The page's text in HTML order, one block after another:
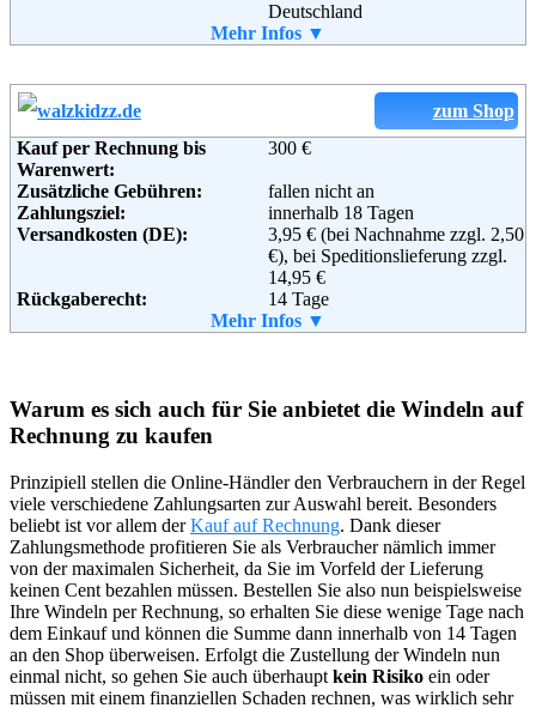
Informationen:
Deutschland
06842/7060294
Soziale Kanäle:
Weiterführende
Informationen:
Mehr Infos ▼
zum Shop
Kauf per Rechnung bis
Warenwert:
300 €
Zusätzliche Gebühren:
fallen nicht an
Zahlungsziel:
innerhalb 18 Tagen
Versandkosten (DE):
3,95 € (bei Nachnahme zzgl. 2,50
€), bei Speditionslieferung zzgl.
14,95 €
Rückgaberecht:
14 Tage
Ja
Weitere Zahlungsmethoden:
Adresse:
Versandhaus Walz GmbH
Steinstraße 28
88339 Bad Waldsee
Telefon:
+49 (0) 180 5 33 40 11
Fax:
+49 (0) 1805 33 40 12
Email:
info@walzkidzz.de
Soziale Kanäle:
Weiterführende
AGB
Mehr Infos ▼
Warum es sich auch für Sie anbietet die Windeln auf
Rechnung zu kaufen
Prinzipiell stellen die Online-Händler den Verbrauchern in der Regel
viele verschiedene Zahlungsarten zur Auswahl bereit. Besonders
beliebt ist vor allem derKauf auf Rechnung. Dank dieser
Zahlungsmethode profitieren Sie als Verbraucher nämlich immer
von der maximalen Sicherheit, da Sie im Vorfeld der Lieferung
keinen Cent bezahlen müssen. Bestellen Sie also nun beispielsweise
Ihre Windeln per Rechnung, so erhalten Sie diese wenige Tage nach
dem Einkauf und können die Summe dann innerhalb von 14 Tagen
an den Shop überweisen. Erfolgt die Zustellung der Windeln nun
einmal nicht, so gehen Sie auch überhaupt kein Risiko ein oder
müssen mit einem finanziellen Schaden rechnen, was wirklich sehr